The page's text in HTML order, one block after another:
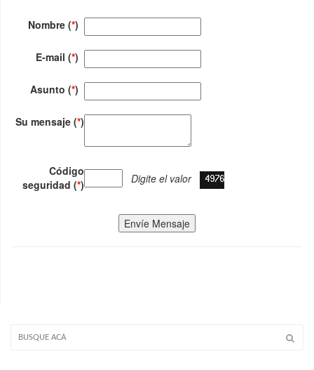
Nombre (*)
E-mail (*)
Asunto (*)
Su mensaje (*)
Código
seguridad (*) Digite el valor
Envíe Mensaje